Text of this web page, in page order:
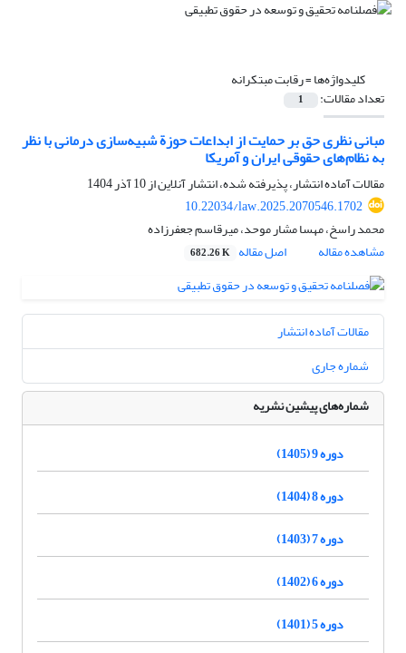
کلیدواژه‌ها =رقابت مبتکرانه
تعداد مقالات: 1
مبانی نظری حق بر حمایت از ابداعات حوزة شبیه‌سازی درمانی با نظر
به نظام‌های حقوقی ایران و آمریکا
مقالات آماده انتشار، پذیرفته شده، انتشار آنلاین از10 آذر 1404
10.22034/law.2025.2070546.1702
محمد راسخ، مهسا مشار موحد، میرقاسم جعفرزاده
مشاهده مقاله
اصل مقاله 682.26 K
مقالات آماده انتشار
شماره جاری
شماره‌های پیشین نشریه
دوره 9 (1405)
دوره 8 (1404)
دوره 7 (1403)
دوره 6 (1402)
دوره 5 (1401)